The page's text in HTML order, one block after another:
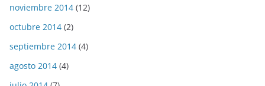
noviembre 2014 (12)
octubre 2014 (2)
septiembre 2014 (4)
agosto 2014 (4)